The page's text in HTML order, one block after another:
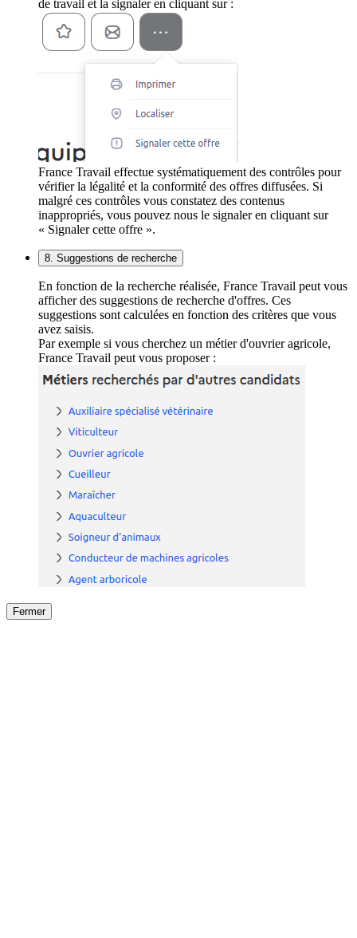
de travail et la signaler en cliquant sur :
France Travail effectue systématiquement des contrôles pour
vérifier la légalité et la conformité des offres diffusées. Si
malgré ces contrôles vous constatez des contenus
inappropriés, vous pouvez nous le signaler en cliquant sur
« Signaler cette offre ».
8. Suggestions de recherche
En fonction de la recherche réalisée, France Travail peut vous
afficher des suggestions de recherche d'offres. Ces
suggestions sont calculées en fonction des critères que vous
avez saisis.
Par exemple si vous cherchez un métier d'ouvrier agricole,
France Travail peut vous proposer :
Fermer